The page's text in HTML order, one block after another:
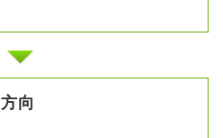
方向